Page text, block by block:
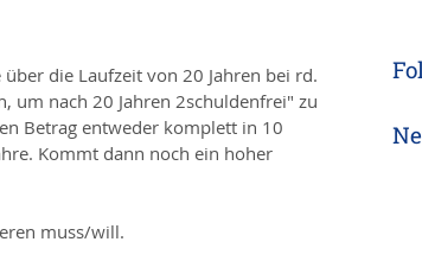
die Laufzeit von 20 Jahren bei rd.
um nach 20 Jahren 2schuldenfrei" zu
Betrag entweder komplett in 10
Kommt dann noch ein hoher
muss/will.